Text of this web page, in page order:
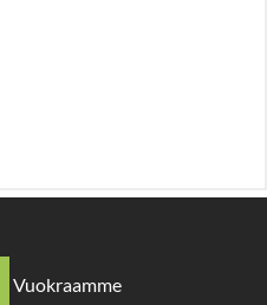
Vuokraamme